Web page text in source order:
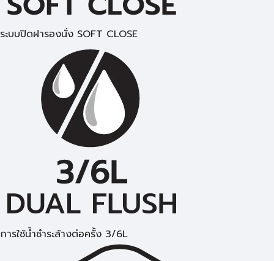
ระบบปิดฝารองนั่ง SOFT CLOSE
การใช้นํ้าชำระล้างต่อครั้ง 3/6L